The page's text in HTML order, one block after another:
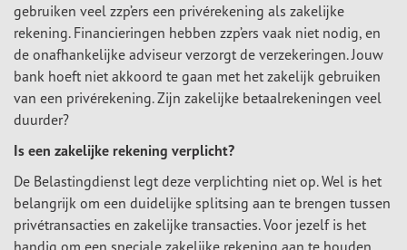
gebruiken veel zzp’ers een privérekening als zakelijke
rekening. Financieringen hebben zzp’ers vaak niet nodig, en
de onafhankelijke adviseur verzorgt de verzekeringen. Jouw
bank hoeft niet akkoord te gaan met het zakelijk gebruiken
van een privérekening. Zijn zakelijke betaalrekeningen veel
duurder?
Is een zakelijke rekening verplicht?
De Belastingdienst legt deze verplichting niet op. Wel is het
belangrijk om een duidelijke splitsing aan te brengen tussen
privétransacties en zakelijke transacties. Voor jezelf is het
handig om een speciale zakelijke rekening aan te houden,